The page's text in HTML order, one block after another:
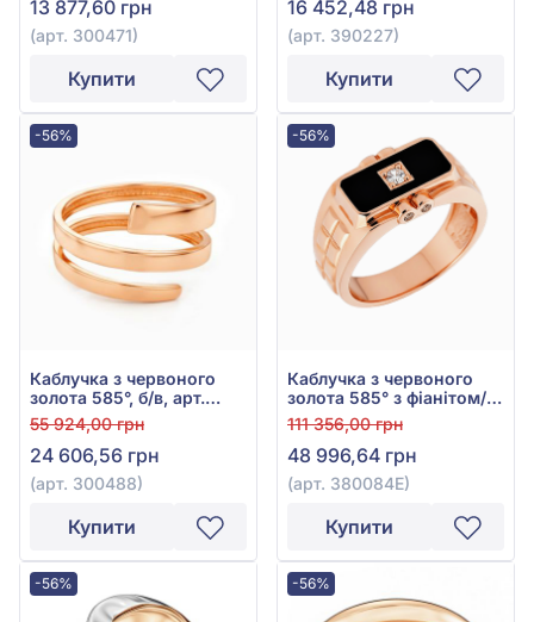
13 877,60 грн
(арт. 300471)
Купити
16 452,48 грн
(арт. 390227)
Купити
-56%
Каблучка з червоного
золота 585°, б/в, арт.
300488
55 924,00 грн
24 606,56 грн
(арт. 300488)
Купити
-56%
Каблучка з червоного
золота 585° з фіанітом/
куб.цирконієм та
чорною емаллю, арт.
380084Е
111 356,00 грн
48 996,64 грн
(арт. 380084Е)
Купити
-56% -56%